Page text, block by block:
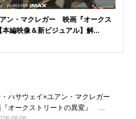
ン・マクレガー 映画『オークス
編映像＆新ビジュアル】解...
・ハサウェイ×ユアン・マクレガー
オークストリートの異変』 ...